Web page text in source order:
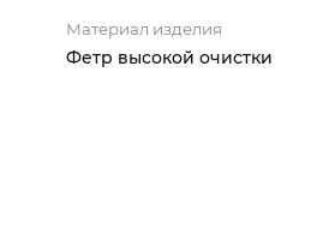
Материал изделия
Фетр высокой очистки